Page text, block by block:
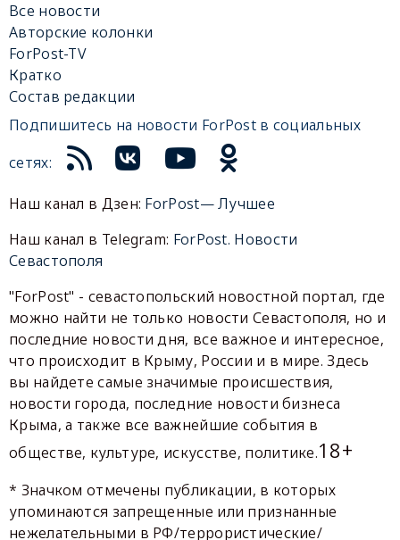
Все новости
Авторские колонки
ForPost-TV
Кратко
Состав редакции
Подпишитесь на новости ForPost в социальных
сетях:
Наш канал в Дзен: ForPost— Лучшее
Наш канал в Telegram: ForPost. Новости
Севастополя
"ForPost" - севастопольский новостной портал, где
можно найти не только новости Севастополя, но и
последние новости дня, все важное и интересное,
что происходит в Крыму, России и в мире. Здесь
вы найдете самые значимые происшествия,
новости города, последние новости бизнеса
Крыма, а также все важнейшие события в
обществе, культуре, искусстве, политике.18+
* Значком отмечены публикации, в которых
упоминаются запрещенные или признанные
нежелательными в РФ/террористические/